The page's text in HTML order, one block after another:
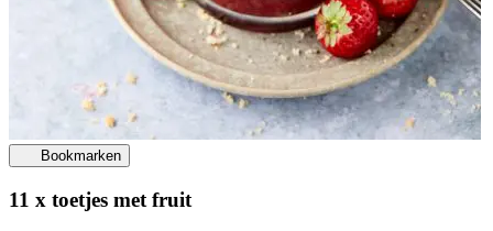
Bookmarken
11 x toetjes met fruit